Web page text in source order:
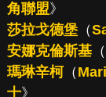
角聯盟》
莎拉戈德堡（
安娜克倫斯基（
瑪琳辛柯（
士》